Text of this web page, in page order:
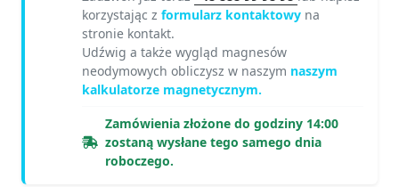
korzystając z formularz kontaktowy na
stronie kontakt.
Udźwig a także wygląd magnesów
neodymowych obliczysz w naszym naszym
kalkulatorze magnetycznym.
Zamówienia złożone do godziny 14:00
zostaną wysłane tego samego dnia
roboczego.